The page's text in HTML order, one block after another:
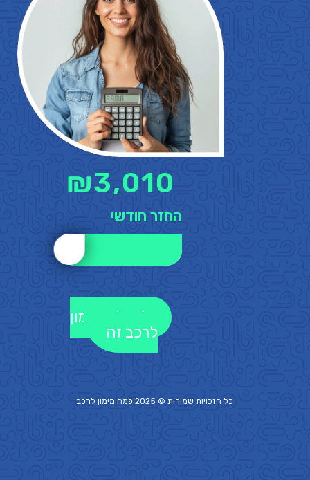
3,010
₪
החזר חודשי
לקבלת מימון
לרכב זה
כל הזכויות שמורות © 2025 פמה מימון לרכב